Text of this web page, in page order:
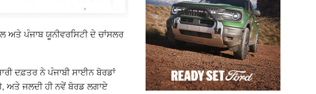
ਅਤੇ ਪੰਜਾਬ ਯੂਨੀਵਰਸਿਟੀ ਦੇ ਚਾਂਸਲਰ
ਦਫ਼ਤਰ ਨੇ ਪੰਜਾਬੀ ਸਾਈਨ ਬੋਰਡਾਂ
ਅਤੇ ਜਲਦੀ ਹੀ ਨਵੇਂ ਬੋਰਡ ਲਗਾਏ